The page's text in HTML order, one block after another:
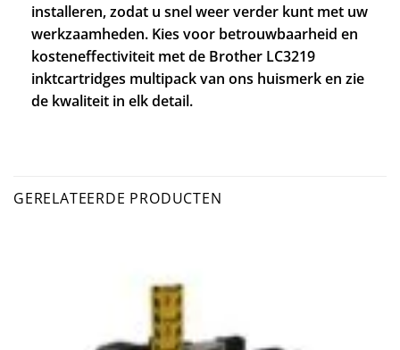
installeren, zodat u snel weer verder kunt met uw
werkzaamheden. Kies voor betrouwbaarheid en
kosteneffectiviteit met de Brother LC3219
inktcartridges multipack van ons huismerk en zie
de kwaliteit in elk detail.
GERELATEERDE PRODUCTEN